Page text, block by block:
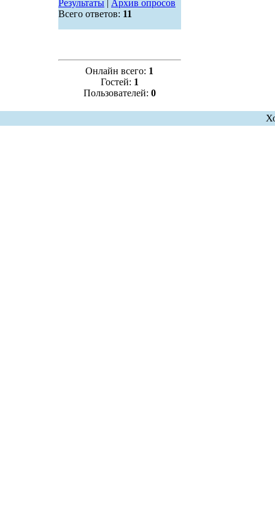
Результаты| Архив опросов
Всего ответов: 11
Онлайн всего: 1
Гостей: 1
Пользователей: 0